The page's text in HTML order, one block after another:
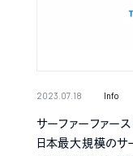
2023.07.18 Info
サーファーファー
日本最大規模のサ